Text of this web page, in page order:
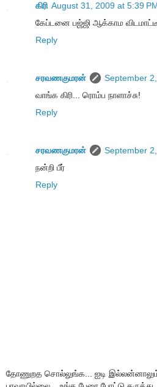
கிரி August 31, 2009 at 5:39
கேப்டனை பஜ்ஜி ஆக்காம
Reply
சரவணகுமரன்
September
வாங்க கிரி... ரொம்ப நாளாச்சு!
Reply
சரவணகுமரன்
September
நன்றி பீர்
Reply
தோணுறத சொல்லுங்க... ஐடி